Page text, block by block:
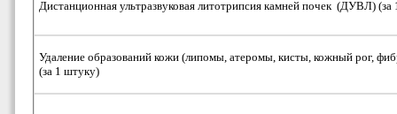
Дистанционная ультразвуковая литотрипсия камней почек (ДУВЛ) (за
Удаление образований кожи (липомы, атеромы, кисты, кожный рог,
(за 1 штуку)